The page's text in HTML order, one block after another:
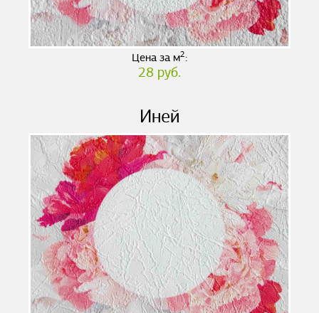
Цена за м2:
28 руб.
Иней